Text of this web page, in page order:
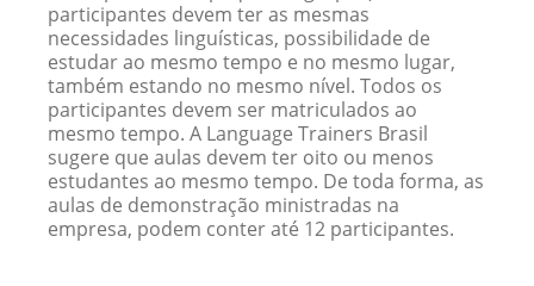
participantes devem ter as mesmas
necessidades linguísticas, possibilidade de
estudar ao mesmo tempo e no mesmo lugar,
também estando no mesmo nível. Todos os
participantes devem ser matriculados ao
mesmo tempo. A Language Trainers Brasil
sugere que aulas devem ter oito ou menos
estudantes ao mesmo tempo. De toda forma, as
aulas de demonstração ministradas na
empresa, podem conter até 12 participantes.